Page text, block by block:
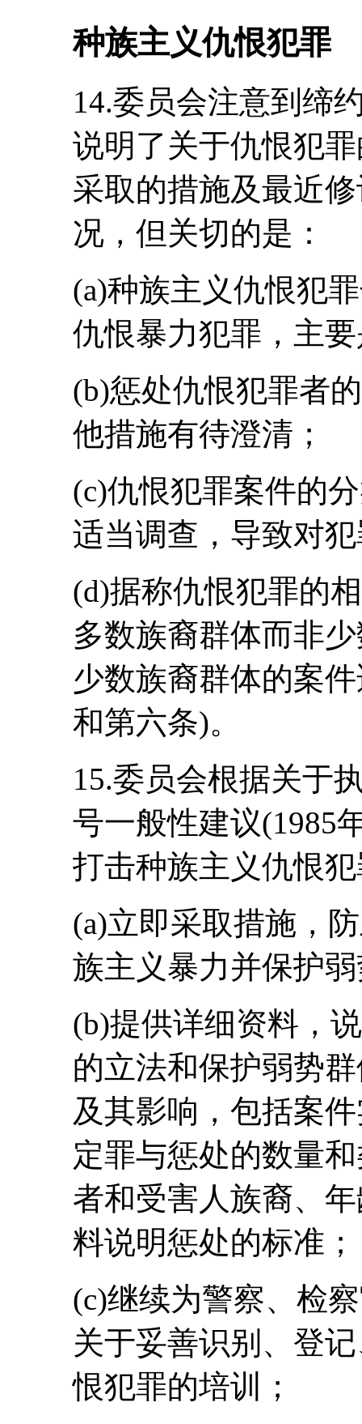
种族主义仇恨犯罪
14.委员会注意到缔
说明了关于仇恨犯
采取的措施及最近
况，但关切的是：
(a)种族主义仇恨犯
仇恨暴力犯罪，主
(b)惩处仇恨犯罪者
他措施有待澄清；
(c)仇恨犯罪案件的
适当调查，导致对
(d)据称仇恨犯罪的
多数族裔群体而非
少数族裔群体的案
和第六条)。
15.委员会根据关于
号一般性建议(1985
打击种族主义仇恨
(a)立即采取措施，
族主义暴力并保护
(b)提供详细资料，
的立法和保护弱势
及其影响，包括案
定罪与惩处的数量
者和受害人族裔、
料说明惩处的标准；
(c)继续为警察、检
关于妥善识别、登
恨犯罪的培训；